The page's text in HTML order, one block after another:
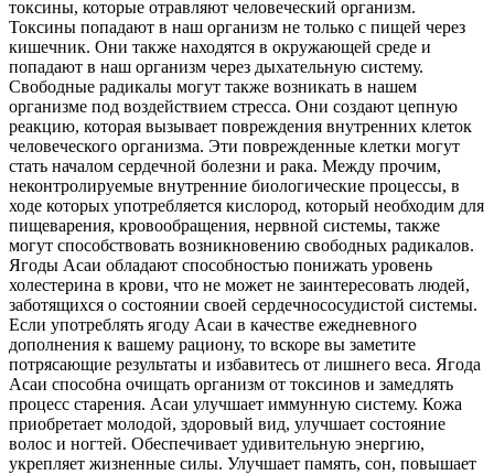
токсины, которые отравляют человеческий организм.
Токсины попадают в наш организм не только с пищей через
кишечник. Они также находятся в окружающей среде и
попадают в наш организм через дыхательную систему.
Свободные радикалы могут также возникать в нашем
организме под воздействием стресса. Они создают цепную
реакцию, которая вызывает повреждения внутренних клеток
человеческого организма. Эти поврежденные клетки могут
стать началом сердечной болезни и рака. Между прочим,
неконтролируемые внутренние биологические процессы, в
ходе которых употребляется кислород, который необходим для
пищеварения, кровообращения, нервной системы, также
могут способствовать возникновению свободных радикалов.
Ягоды Асаи обладают способностью понижать уровень
холестерина в крови, что не может не заинтересовать людей,
заботящихся о состоянии своей сердечнососудистой системы.
Если употреблять ягоду Асаи в качестве ежедневного
дополнения к вашему рациону, то вскоре вы заметите
потрясающие результаты и избавитесь от лишнего веса. Ягода
Асаи способна очищать организм от токсинов и замедлять
процесс старения. Асаи улучшает иммунную систему. Кожа
приобретает молодой, здоровый вид, улучшает состояние
волос и ногтей. Обеспечивает удивительную энергию,
укрепляет жизненные силы. Улучшает память, сон, повышает